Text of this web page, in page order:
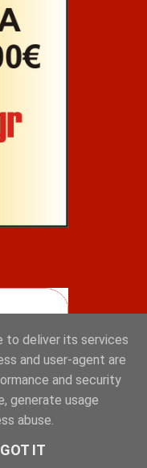
to deliver its services
and user-agent are
and security
generate usage
abuse.
GOT IT